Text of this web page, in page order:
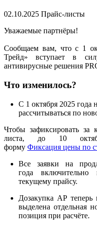
02.10.2025 Прайс-листы
Уважаемые партнёры!
Сообщаем вам, что с 1
Трейд» вступает в
антивирусные решения
Что изменилось?
С 1 октября 2025 года
рассчитываться по
Чтобы зафиксировать за
листа, до 10
форму Фиксация цены по
Все заявки на
года включительно
текущему прайсу.
Дозакупка AP теперь
выделена отдельная
позиция при расчёте.